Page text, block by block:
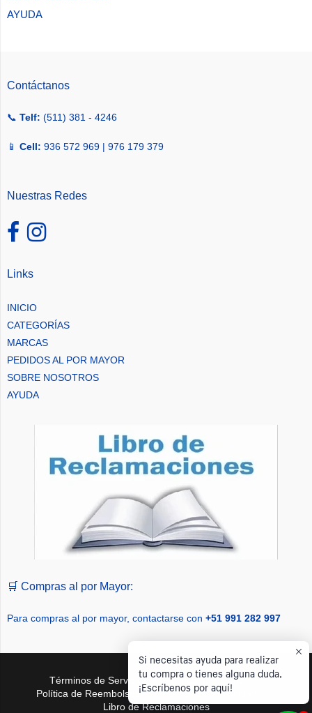
AYUDA
Contáctanos
📞 Telf: (511) 381 - 4246
📱 Cell: 936 572 969 | 976 179 379
Nuestras Redes
Links
INICIO
CATEGORÍAS
MARCAS
PEDIDOS AL POR MAYOR
SOBRE NOSOTROS
AYUDA
🛒 Compras al por Mayor:
Para compras al por mayor, contactarse con +51 991 282 997
Términos de Servicio / Política de Envíos
/
Política de Reembolsos
/ Política de Privacidad
Libro de Reclamaciones
Si necesitas ayuda para realizar
tu compra o tienes alguna duda,
¡Escríbenos por aquí!